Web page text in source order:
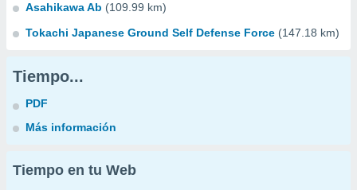
Asahikawa Ab (109.99 km)
Tokachi Japanese Ground Self Defense Force (147.18 km)
Tiempo...
PDF
Más información
Tiempo en tu Web